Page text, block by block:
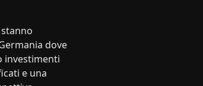
dove
investimenti
e una